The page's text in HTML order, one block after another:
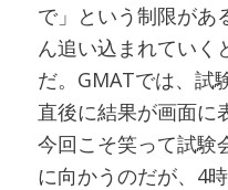
で」という制限があ
ん追い込まれていく
だ。GMATでは、試
直後に結果が画面に
今回こそ笑って試験
に向かうのだが、4